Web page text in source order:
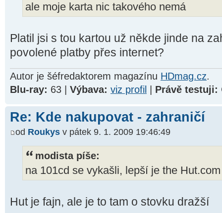
ale moje karta nic takového nemá
Platil jsi s tou kartou už někde jinde na
povolené platby přes internet?
Autor je šéfredaktorem magazínu HDmag.cz.
Blu-ray: 63 | Výbava: viz profil Právě testuji:
Re: Kde nakupovat - zahraničí
od Roukys v pátek 9. 1. 2009 19:46:49
modista píše:
na 101cd se vykašli, lepší je the Hut.com
Hut je fajn, ale je to tam o stovku dražší